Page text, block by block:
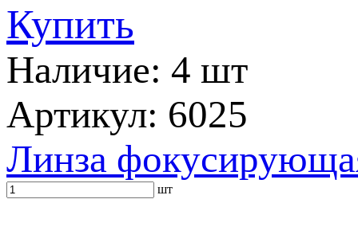
Купить
Наличие: 4 шт
Артикул: 6025
Линза
шт